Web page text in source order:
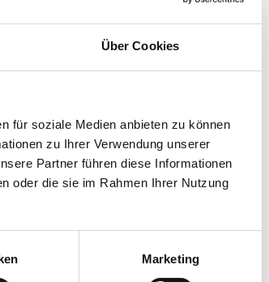
Über Cookies
für soziale Medien anbieten zu können
zu Ihrer Verwendung unserer
Partner führen diese Informationen
oder die sie im Rahmen Ihrer Nutzung
Marketing